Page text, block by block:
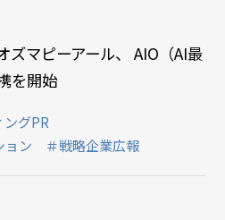
マピーアール、 AIO（AI最
を開始
ングPR
ョン
＃戦略企業広報